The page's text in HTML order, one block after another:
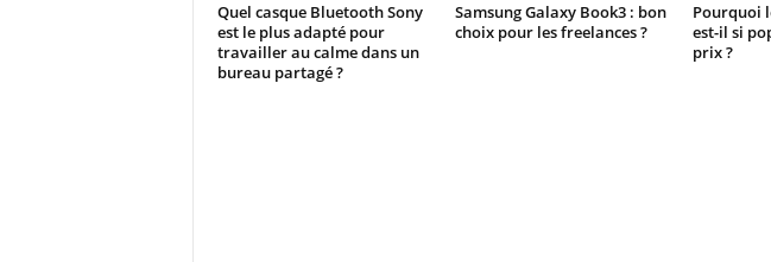
Quel casque Bluetooth Sony
est le plus adapté pour
travailler au calme dans un
bureau partagé ?
Samsung Galaxy Book3 : bon
choix pour les freelances ?
Pourquoi
est-il si
prix ?